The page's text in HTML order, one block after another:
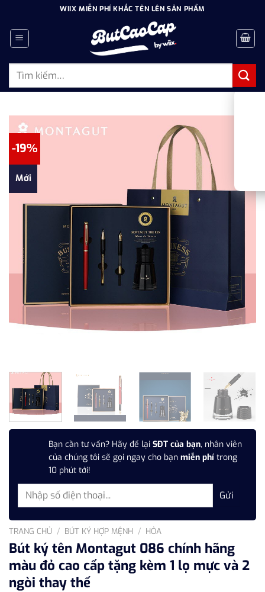
dung
WIIX MIỄN PHÍ KHẮC TÊN LÊN SẢN PHẨM
Tìm
-19%
Mới
Bạn cần tư vấn? Hãy để lại SĐT của bạn, nhân viên
của chúng tôi sẽ gọi ngay cho bạn miễn phí trong
10 phút tới!
TRANG CHỦ / BÚT KÝ HỢP MỆNH / HỎA
Bút ký tên Montagut 086 chính hãng
màu đỏ cao cấp tặng kèm 1 lọ mực và 2
ngòi thay thế